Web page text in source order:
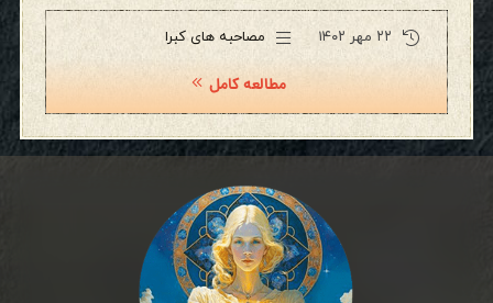
۲۲ مهر ۱۴۰۲ مصاحبه های کبرا
مطالعه کامل